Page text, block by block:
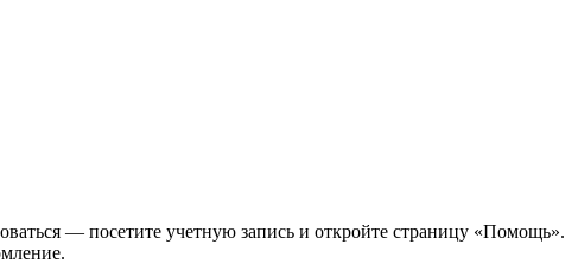
— посетите учетную запись и откройте страницу «Помощь».